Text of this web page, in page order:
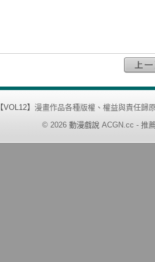
】 漫畫作品各種版權、權益與責任歸
© 2026 動漫戲說 ACGN.cc - 推